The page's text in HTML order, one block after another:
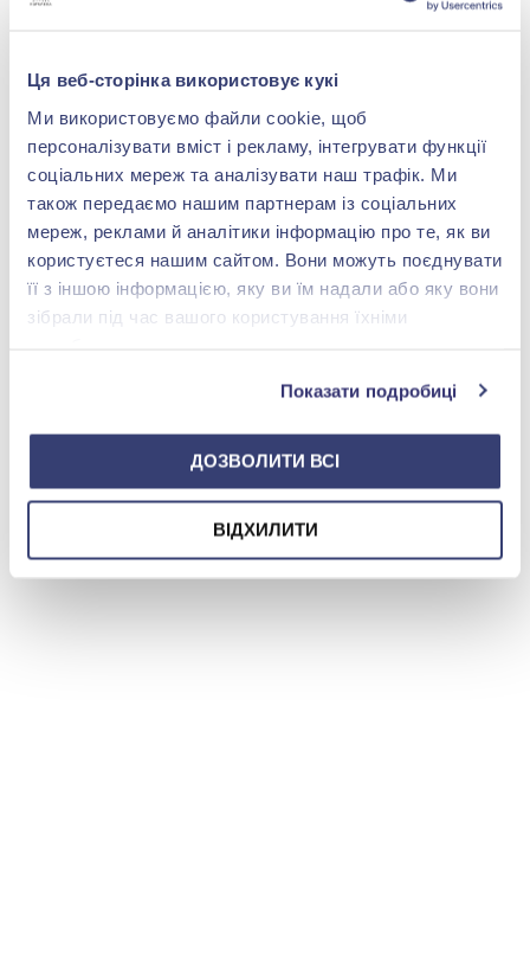
Ця веб-сторінка використовує кукі
Ми використовуємо файли cookie, щоб
персоналізувати вміст і рекламу, інтегрувати функції
соціальних мереж та аналізувати наш трафік. Ми
також передаємо нашим партнерам із соціальних
мереж, реклами й аналітики інформацію про те, як ви
користуєтеся нашим сайтом. Вони можуть поєднувати
її з іншою інформацією, яку ви їм надали або яку вони
зібрали під час вашого користування їхніми
Показати подробиці
ДОЗВОЛИТИ ВСІ
ВІДХИЛИТИ
Детальніше
shop@zolotakoroleva.ua
0 800 501 276